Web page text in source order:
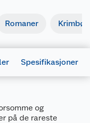
Romaner
Spesifikasjoner
og
på de rareste